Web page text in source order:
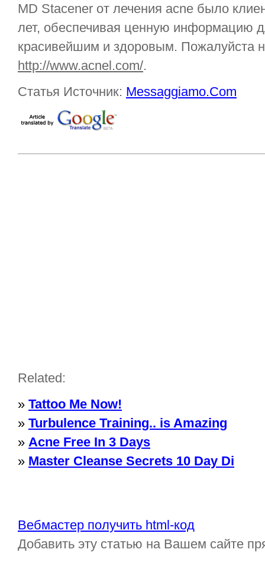
MD Stacener от лечения acne было
лет, обеспечивая ценную информацию
красивейшим и здоровым. Пожалуйста
http://www.acnel.com/.
Статья Источник: Messaggiamo.Com
Related:
» Tattoo Me Now!
» Turbulence Training.. is Amazing
» Acne Free In 3 Days
» Master Cleanse Secrets 10 Day Di
Вебмастер получить html-код
Добавить эту статью на Вашем сайте